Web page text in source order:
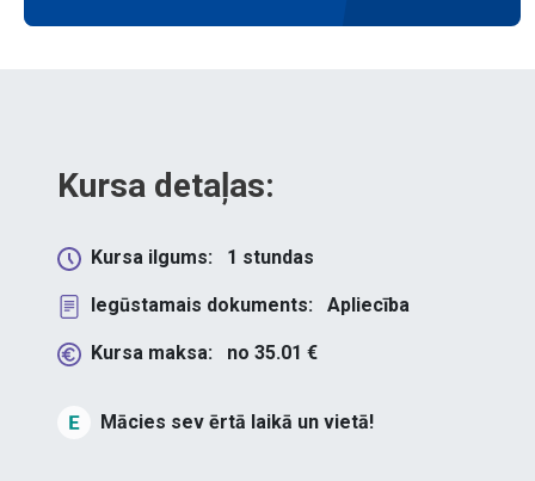
Kursa detaļas:
Kursa ilgums: 1 stundas
Iegūstamais dokuments: Apliecība
Kursa maksa: no35.01 €
Mācies sev ērtā laikā un vietā!